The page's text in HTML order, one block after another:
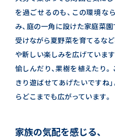
を過ごせるのも、この環境な
み、庭の一角に設けた家庭菜
受けながら夏野菜を育てるなど
や新しい楽しみを広げています
愉しんだり、果樹を植えたり
きり遊ばせてあげたいですね」
らどこまでも広がっています。
家族の気配を感じる、